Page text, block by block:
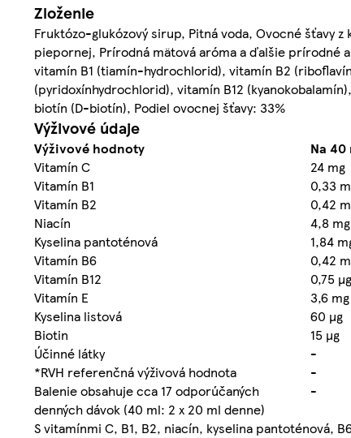
Zloženie
Fruktózo-glukózový sirup, Pitná voda, Ovocné šťavy
piepornej, Prírodná mätová aróma a ďalšie prírodné
vitamín B1 (tiamín-hydrochlorid), vitamín B2
(pyridoxínhydrochlorid), vitamín B12
biotín (D-biotín), Podiel ovocnej šťavy: 33%
Výživové údaje
Výživové hodnoty Na 40
Vitamín C
24 mg
Vitamín B1
0,33
Vitamín B2
0,42
Niacín
4,8 mg
Kyselina pantoténová
1,84
Vitamín B6
0,42
Vitamín B12
0,75 µg
Vitamín E
3,6 mg
Kyselina listová
60 µg
Biotin
15 µg
Účinné látky
-
*RVH referenčná výživová hodnota
-
Balenie obsahuje cca 17 odporúčaných
denných dávok (40 ml: 2 x 20 ml denne)
-
S vitamínmi C, B1, B2, niacín, kyselina pantoténová,